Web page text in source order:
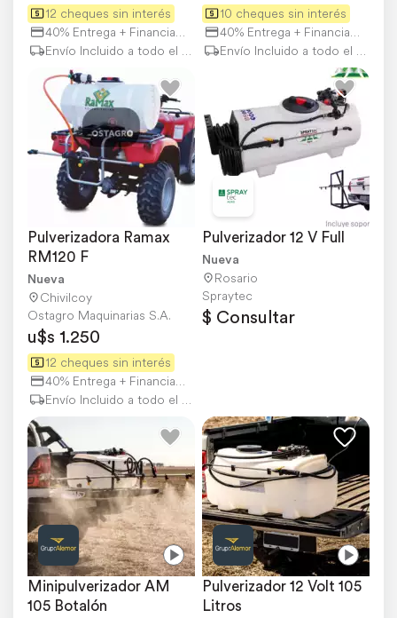
12 cheques sin interés
40% Entrega + Financiación
Envío Incluido a todo el país
10 cheques sin interés
40% Entrega + Financiación
Envío Incluido a todo el país
Pulverizadora Ramax
RM120 F
Nueva
Chivilcoy
Ostagro Maquinarias S.A.
u$s 1.250
12 cheques sin interés
40% Entrega + Financiación
Envío Incluido a todo el país
Pulverizador 12 V Full
Nueva
Rosario
Spraytec
$ Consultar
Minipulverizador AM
105 Botalón
Pulverizador 12 Volt 105
Litros